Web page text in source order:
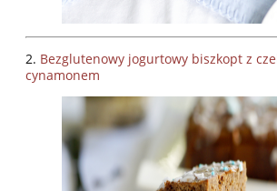
2. Bezglutenowy jogurtowy biszkopt z
cynamonem